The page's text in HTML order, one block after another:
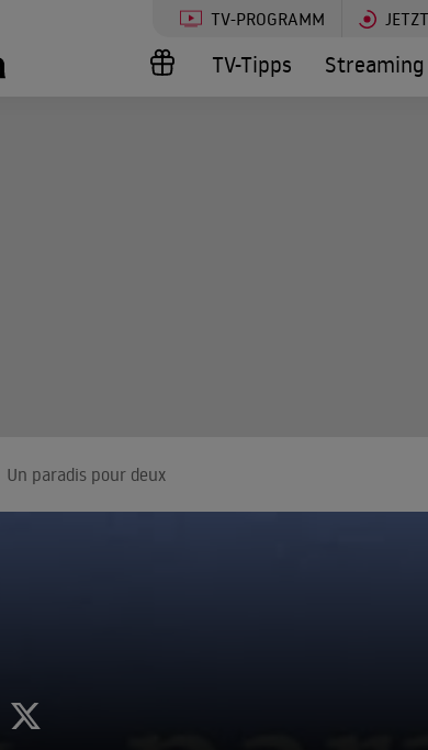
TV-PROGRAMM
TV-Tipps Streaming
Un paradis pour deux